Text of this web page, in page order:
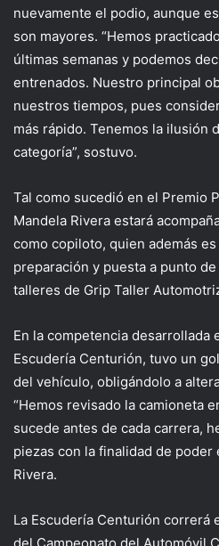
nuevamente el podio, aunque
son mayores. “Hemos
últimas semanas y podemos
entrenados. Nuestro principal
nuestros tiempos, pues
más rápido. Tenemos la ilusión
categoría”, sostuvo.
Tal como sucedió en el Premio
Mandela Rivera estará
como copiloto, quien además
preparación y puesta a punto
talleres de Grip Taller
En la competencia desarrollada
Escudería Centurión, tuvo un
del vehículo, obligándolo a
“Hemos revisado la camioneta
sucede antes de cada carrera,
piezas con la finalidad de poder
Rivera.
La Escudería Centurión correrá